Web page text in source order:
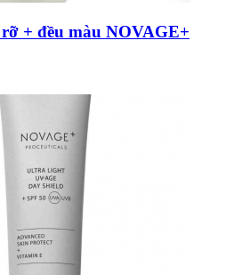
+ đều màu NOVAGE+